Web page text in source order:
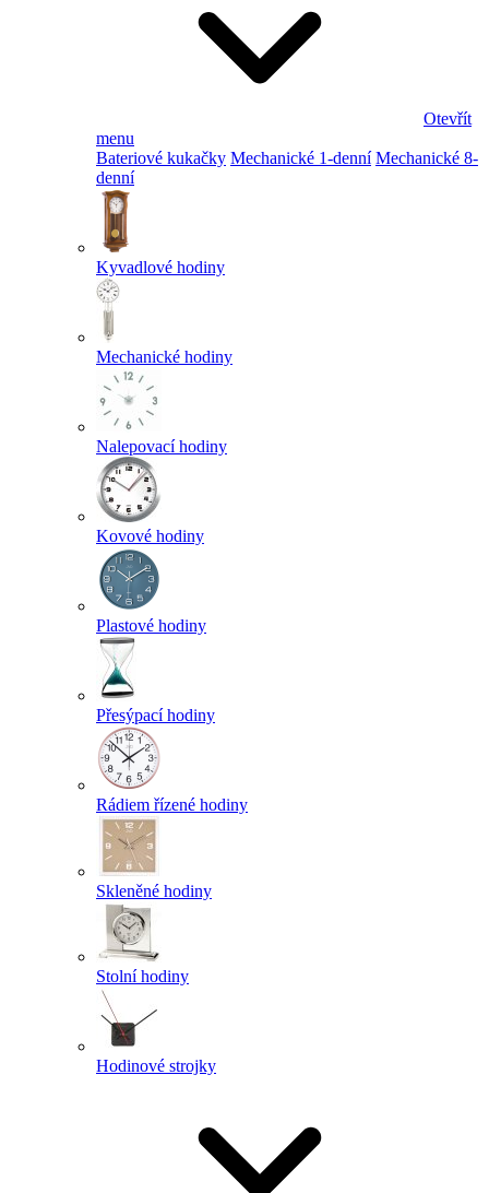
Otevřít
menu
Bateriové kukačky Mechanické 1-denní Mechanické 8-
denní
Kyvadlové hodiny
Mechanické hodiny
Nalepovací hodiny
Kovové hodiny
Plastové hodiny
Přesýpací hodiny
Rádiem řízené hodiny
Skleněné hodiny
Stolní hodiny
Hodinové strojky